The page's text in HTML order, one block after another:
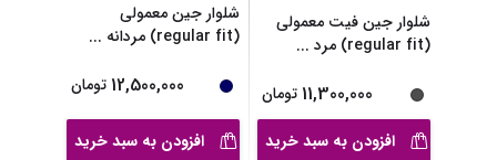
شلوار جین فیت معمولی
(regular fit) مرد
...
11,300,000 تومان
افزودن به سبد خرید
شلوار جین معمولی
(regular fit) مردانه
...
12,500,000 تومان
افزودن به سبد خرید